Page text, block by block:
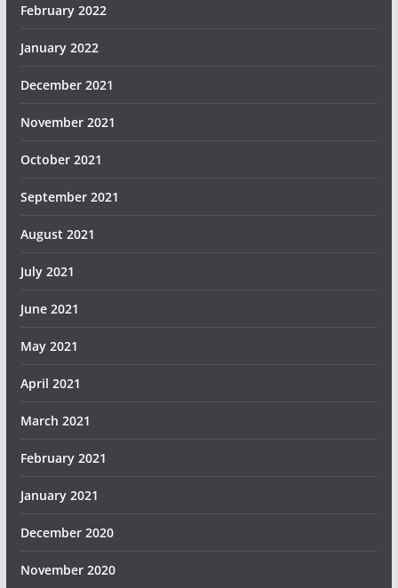
February 2022
January 2022
December 2021
November 2021
October 2021
September 2021
August 2021
July 2021
June 2021
May 2021
April 2021
March 2021
February 2021
January 2021
December 2020
November 2020